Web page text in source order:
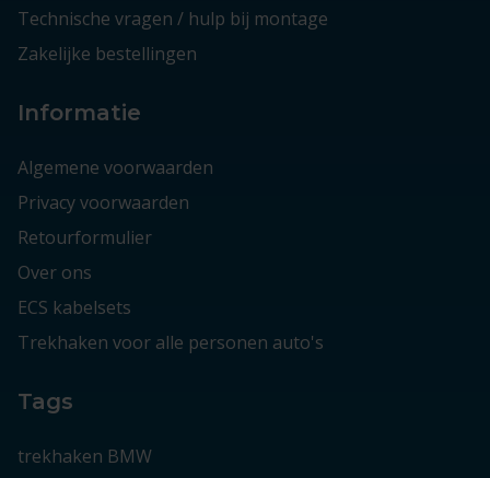
Technische vragen / hulp bij montage
Zakelijke bestellingen
Informatie
Algemene voorwaarden
Privacy voorwaarden
Retourformulier
Over ons
ECS kabelsets
Trekhaken voor alle personen auto's
Tags
trekhaken BMW